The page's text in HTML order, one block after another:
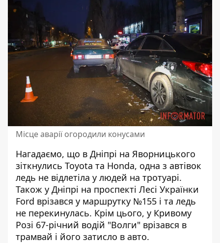
Місце аварії огородили конусами
Нагадаємо, що в Дніпрі на Яворницького
зіткнулись Toyota та Honda, одна з автівок
ледь не відлетіла у людей на тротуарі.
Також у Дніпрі на проспекті Лесі Українки
Ford врізався у маршрутку №155 і та ледь
не перекинулась. Крім цього, у Кривому
Розі 67-річний водій "Волги" врізався в
трамвай і його затисло в авто.